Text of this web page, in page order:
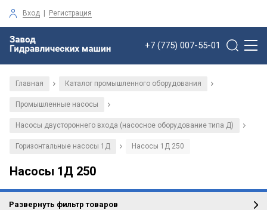
Вход | Регистрация
+7 (775) 007-55-01
Главная / Каталог промышленного оборудования /
Промышленные насосы /
Насосы двустороннего входа (насосное оборудование типа Д) /
Горизонтальные насосы 1Д / Насосы 1Д 250
Насосы 1Д 250
Развернуть фильтр товаров